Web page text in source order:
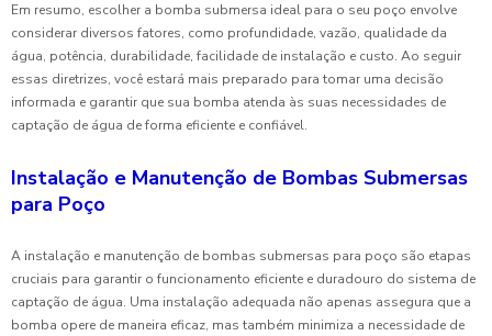
Em resumo, escolher a bomba submersa ideal para o seu poço envolve
considerar diversos fatores, como profundidade, vazão, qualidade da
água, potência, durabilidade, facilidade de instalação e custo. Ao seguir
essas diretrizes, você estará mais preparado para tomar uma decisão
informada e garantir que sua bomba atenda às suas necessidades de
captação de água de forma eficiente e confiável.
Instalação e Manutenção de Bombas Submersas
para Poço
A instalação e manutenção de bombas submersas para poço são etapas
cruciais para garantir o funcionamento eficiente e duradouro do sistema de
captação de água. Uma instalação adequada não apenas assegura que a
bomba opere de maneira eficaz, mas também minimiza a necessidade de